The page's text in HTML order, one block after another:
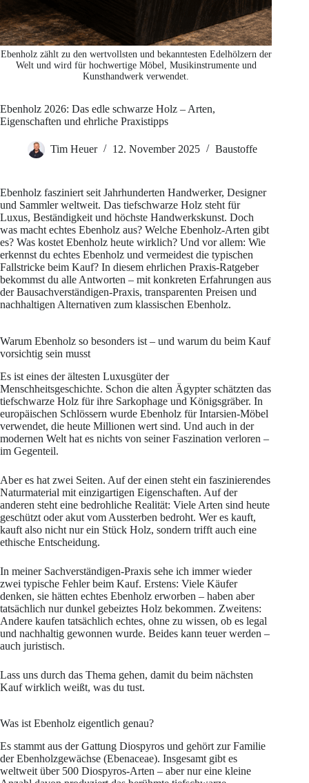
Ebenholz zählt zu den wertvollsten und bekanntesten Edelhölzern der
Welt und wird für hochwertige Möbel, Musikinstrumente und
Kunsthandwerk verwendet.
Ebenholz 2026: Das edle schwarze Holz – Arten,
Eigenschaften und ehrliche Praxistipps
Tim Heuer 12. November 2025 Baustoffe
Ebenholz fasziniert seit Jahrhunderten Handwerker, Designer
und Sammler weltweit. Das tiefschwarze Holz steht für
Luxus, Beständigkeit und höchste Handwerkskunst. Doch
was macht echtes Ebenholz aus? Welche Ebenholz-Arten gibt
es? Was kostet Ebenholz heute wirklich? Und vor allem: Wie
erkennst du echtes Ebenholz und vermeidest die typischen
Fallstricke beim Kauf? In diesem ehrlichen Praxis-Ratgeber
bekommst du alle Antworten – mit konkreten Erfahrungen aus
der Bausachverständigen-Praxis, transparenten Preisen und
nachhaltigen Alternativen zum klassischen Ebenholz.
Warum Ebenholz so besonders ist – und warum du beim Kauf
vorsichtig sein musst
Es ist eines der ältesten Luxusgüter der
Menschheitsgeschichte. Schon die alten Ägypter schätzten das
tiefschwarze Holz für ihre Sarkophage und Königsgräber. In
europäischen Schlössern wurde Ebenholz für Intarsien-Möbel
verwendet, die heute Millionen wert sind. Und auch in der
modernen Welt hat es nichts von seiner Faszination verloren –
im Gegenteil.
Aber es hat zwei Seiten. Auf der einen steht ein faszinierendes
Naturmaterial mit einzigartigen Eigenschaften. Auf der
anderen steht eine bedrohliche Realität: Viele Arten sind heute
geschützt oder akut vom Aussterben bedroht. Wer es kauft,
kauft also nicht nur ein Stück Holz, sondern trifft auch eine
ethische Entscheidung.
In meiner Sachverständigen-Praxis sehe ich immer wieder
zwei typische Fehler beim Kauf. Erstens: Viele Käufer
denken, sie hätten echtes Ebenholz erworben – haben aber
tatsächlich nur dunkel gebeiztes Holz bekommen. Zweitens:
Andere kaufen tatsächlich echtes, ohne zu wissen, ob es legal
und nachhaltig gewonnen wurde. Beides kann teuer werden –
auch juristisch.
Lass uns durch das Thema gehen, damit du beim nächsten
Kauf wirklich weißt, was du tust.
Was ist Ebenholz eigentlich genau?
Es stammt aus der Gattung Diospyros und gehört zur Familie
der Ebenholzgewächse (Ebenaceae). Insgesamt gibt es
weltweit über 500 Diospyros-Arten – aber nur eine kleine